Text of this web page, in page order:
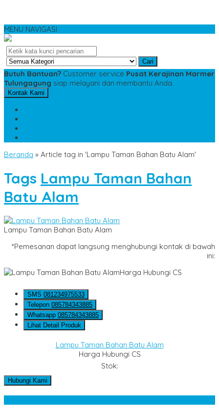
MENU NAVIGASI
Cari
Butuh Bantuan? Customer service Pusat Kerajinan Marmer
Tulungagung siap melayani dan membantu Anda.
Kontak Kami
Beranda » Article tag in 'Lampu Taman Bahan Batu Alam'
Tags Lampu Taman Bahan
Batu Alam
Lampu Taman Bahan Batu Alam
*Pemesanan dapat langsung menghubungi kontak di bawah
ini:
Harga Hubungi CS
SMS 081234975533
Telepon 085784343885
Whatsapp 085784343885
Lihat Detail Produk
Lampu Taman Bahan Batu Alam
Harga Hubungi CS
Stok:
Hubungi Kami